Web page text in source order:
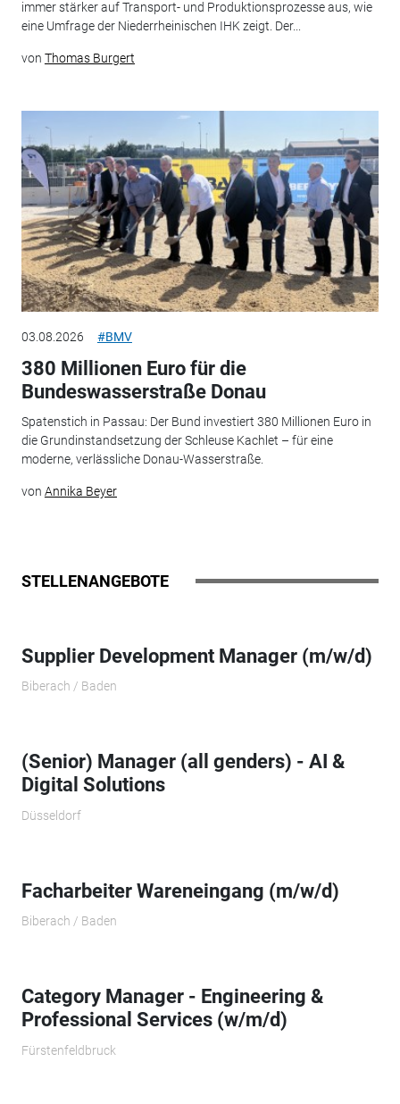
immer stärker auf Transport- und Produktionsprozesse aus, wie
eine Umfrage der Niederrheinischen IHK zeigt. Der...
von Thomas Burgert
03.08.2026 #BMV
380 Millionen Euro für die
Bundeswasserstraße Donau
Spatenstich in Passau: Der Bund investiert 380 Millionen Euro in
die Grundinstandsetzung der Schleuse Kachlet – für eine
moderne, verlässliche Donau-Wasserstraße.
von Annika Beyer
STELLENANGEBOTE
Supplier Development Manager (m/w/d)
Biberach / Baden
(Senior) Manager (all genders) - AI &
Digital Solutions
Düsseldorf
Facharbeiter Wareneingang (m/w/d)
Biberach / Baden
Category Manager - Engineering &
Professional Services (w/m/d)
Fürstenfeldbruck